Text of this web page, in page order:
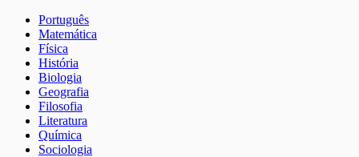
Português
Matemática
Física
História
Biologia
Geografia
Filosofia
Literatura
Química
Sociologia